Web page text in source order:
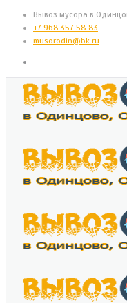
Вывоз мусора в
+7 968 357 58 83
musorodin@bk.ru